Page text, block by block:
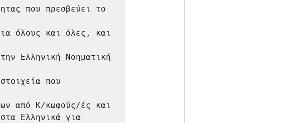
που πρεσβεύει το
όλους και όλες, και
Ελληνική Νοηματική
που
από Κ/κωφούς/ές και
Ελληνικά για